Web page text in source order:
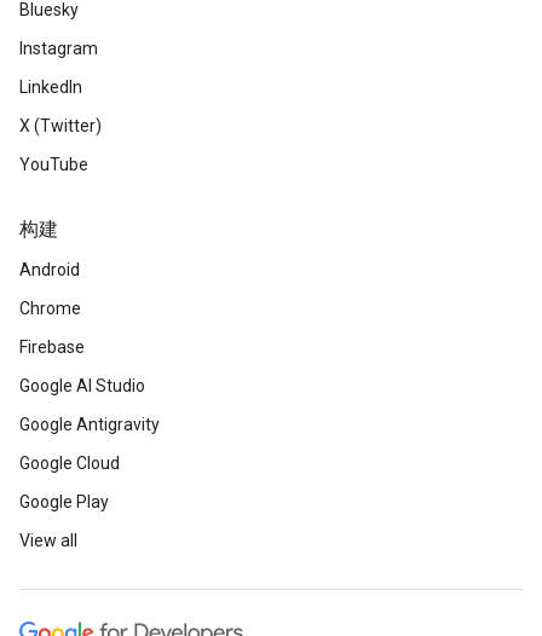
Bluesky
Instagram
LinkedIn
X (Twitter)
YouTube
构建
Android
Chrome
Firebase
Google AI Studio
Google Antigravity
Google Cloud
Google Play
View all